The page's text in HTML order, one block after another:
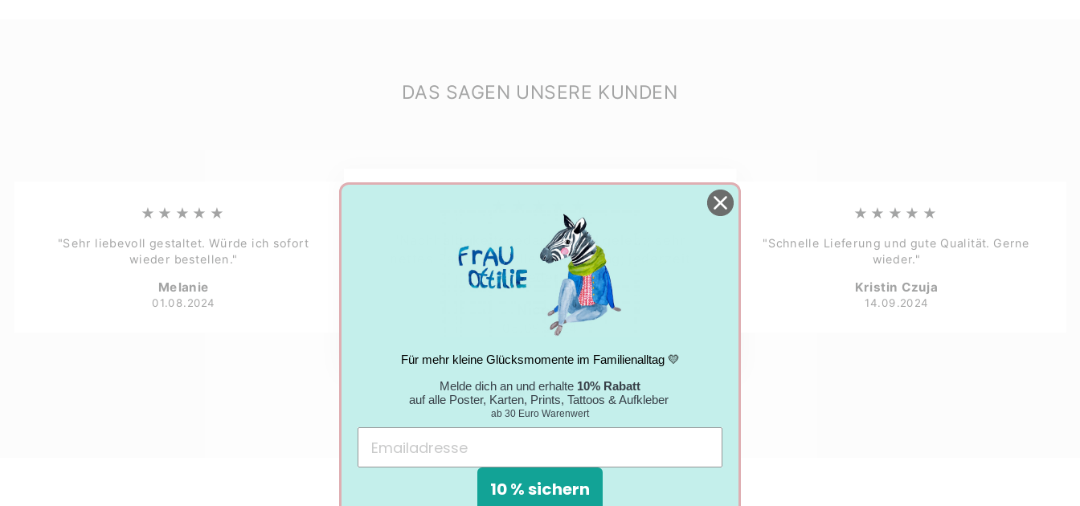
DAS SAGEN UNSERE KUNDEN
★★★★★
"Sehr liebevoll gestaltet. Würde ich sofort
wieder bestellen."
Melanie
01.08.2024
"Nachhaltigkeitsgedanke wird gelebt; sehr
nettes Paket mit tollem Umschlag; jederzeit
wieder."
Nicole
05.09.2024
★★★★★
"Schnelle Lieferung und gute Qualität. Gerne
wieder."
Kristin Czuja
14.09.2024
Für mehr kleine Glücksmomente im Familienalltag 💛
Melde dich an und erhalte 10% Rabatt
auf alle Poster, Karten, Prints, Tattoos & Aufkleber
ab 30 Euro Warenwert
10 % sichern